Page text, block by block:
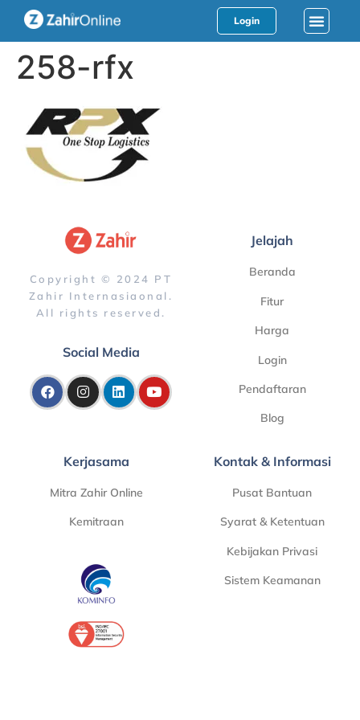
Login
258-rfx
Copyright © 2024 PT
Zahir Internasiaonal.
All rights reserved.
Social Media
Jelajah
Beranda
Fitur
Harga
Login
Pendaftaran
Blog
Kerjasama
Mitra Zahir Online
Kemitraan
Kontak & Informasi
Pusat Bantuan
Syarat & Ketentuan
Kebijakan Privasi
Sistem Keamanan